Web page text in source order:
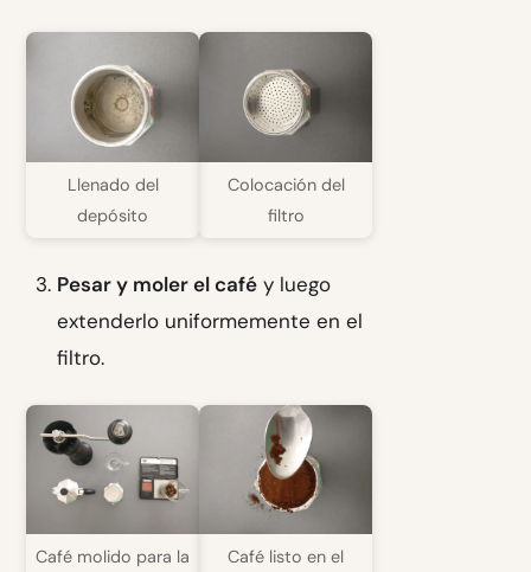
Llenado del
depósito
Colocación del
filtro
Pesar y moler el café y luego
extenderlo uniformemente en el
filtro.
Café molido para la
Café listo en el